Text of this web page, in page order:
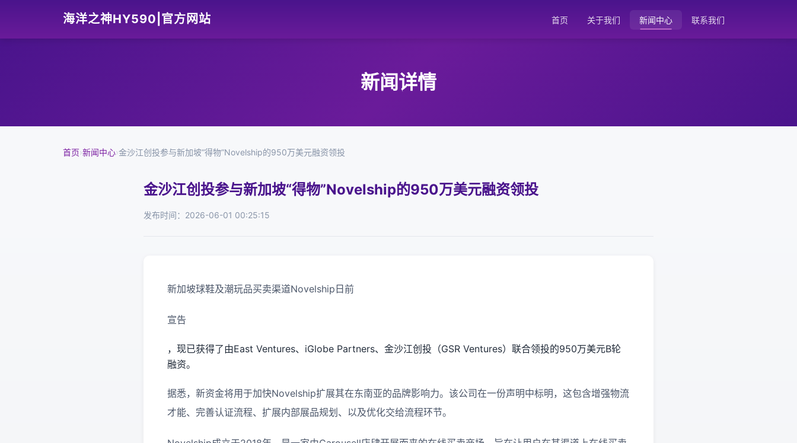
海洋之神HY590|官方网站 首页 关于我们 新闻中心 联系我们
新闻详情
首页›新闻中心›金沙江创投参与新加坡“得物”Novelship的950万美元融资领投
金沙江创投参与新加坡“得物”Novelship的950万美元融资领投
发布时间：2026-06-01 00:25:15
新加坡球鞋及潮玩品买卖渠道Novelship日前
宣告
，现已获得了由East Ventures、iGlobe Partners、金沙江创投（GSR Ventures）联合领投的950万美元B轮
融资。
据悉，新资金将用于加快Novelship扩展其在东南亚的品牌影响力。该公司在一份声明中标明，这包含增强物流
才能、完善认证流程、扩展内部展品规划、以及优化交给流程环节。